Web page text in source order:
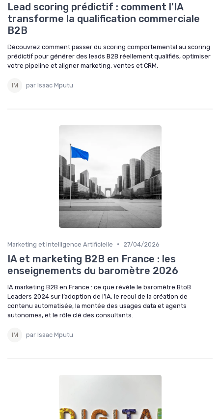
Lead scoring prédictif : comment l'IA
transforme la qualification commerciale
B2B
Découvrez comment passer du scoring comportemental au scoring
prédictif pour générer des leads B2B réellement qualifiés, optimiser
votre pipeline et aligner marketing, ventes et CRM.
par Isaac Mputu
Marketing et Intelligence Artificielle • 27/04/2026
IA et marketing B2B en France : les
enseignements du baromètre 2026
IA marketing B2B en France : ce que révèle le baromètre BtoB
Leaders 2024 sur l’adoption de l’IA, le recul de la création de
contenu automatisée, la montée des usages data et agents
autonomes, et le rôle clé des consultants.
par Isaac Mputu